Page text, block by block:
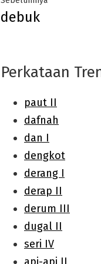
navigation
debuk
Perkataan